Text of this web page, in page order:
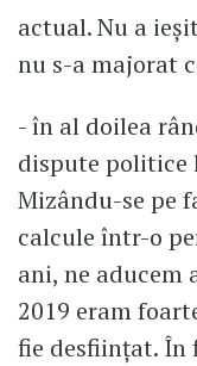
actual. Nu a
nu s-a majorat
- în al doilea
dispute politice
Mizându-se pe
calcule într-o
ani, ne aducem
2019 eram
fie desființat. În